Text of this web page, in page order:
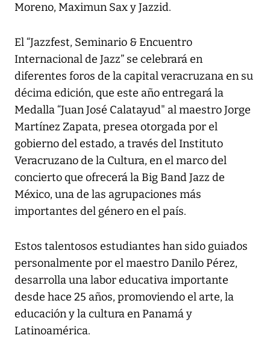
Moreno, Maximun Sax y Jazzid.
El “Jazzfest, Seminario & Encuentro
Internacional de Jazz” se celebrará en
diferentes foros de la capital veracruzana en su
décima edición, que este año entregará la
Medalla “Juan José Calatayud" al maestro Jorge
Martínez Zapata, presea otorgada por el
gobierno del estado, a través del Instituto
Veracruzano de la Cultura, en el marco del
concierto que ofrecerá la Big Band Jazz de
México, una de las agrupaciones más
importantes del género en el país.
Estos talentosos estudiantes han sido guiados
personalmente por el maestro Danilo Pérez,
desarrolla una labor educativa importante
desde hace 25 años, promoviendo el arte, la
educación y la cultura en Panamá y
Latinoamérica.